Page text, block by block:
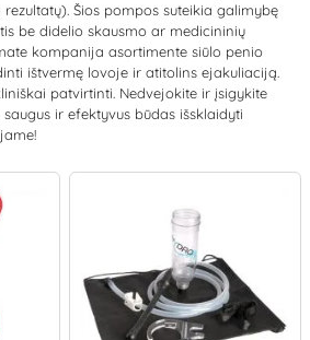
Šios pompos suteikia galimybę
be didelio skausmo ar medicininių
kompanija asortimente siūlo penio
ištvermę lovoje ir atitolins ejakuliaciją.
patvirtinti. Nedvejokite ir įsigykite
ir efektyvus būdas išsklaidyti